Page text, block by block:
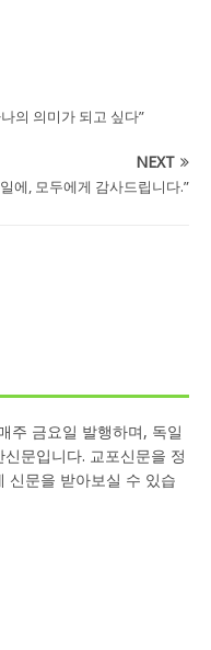
의 의미가 되고 싶다”
NEXT
에, 모두에게 감사드립니다.”
주 금요일 발행하며, 독일
문입니다. 교포신문을 정
신문을 받아보실 수 있습